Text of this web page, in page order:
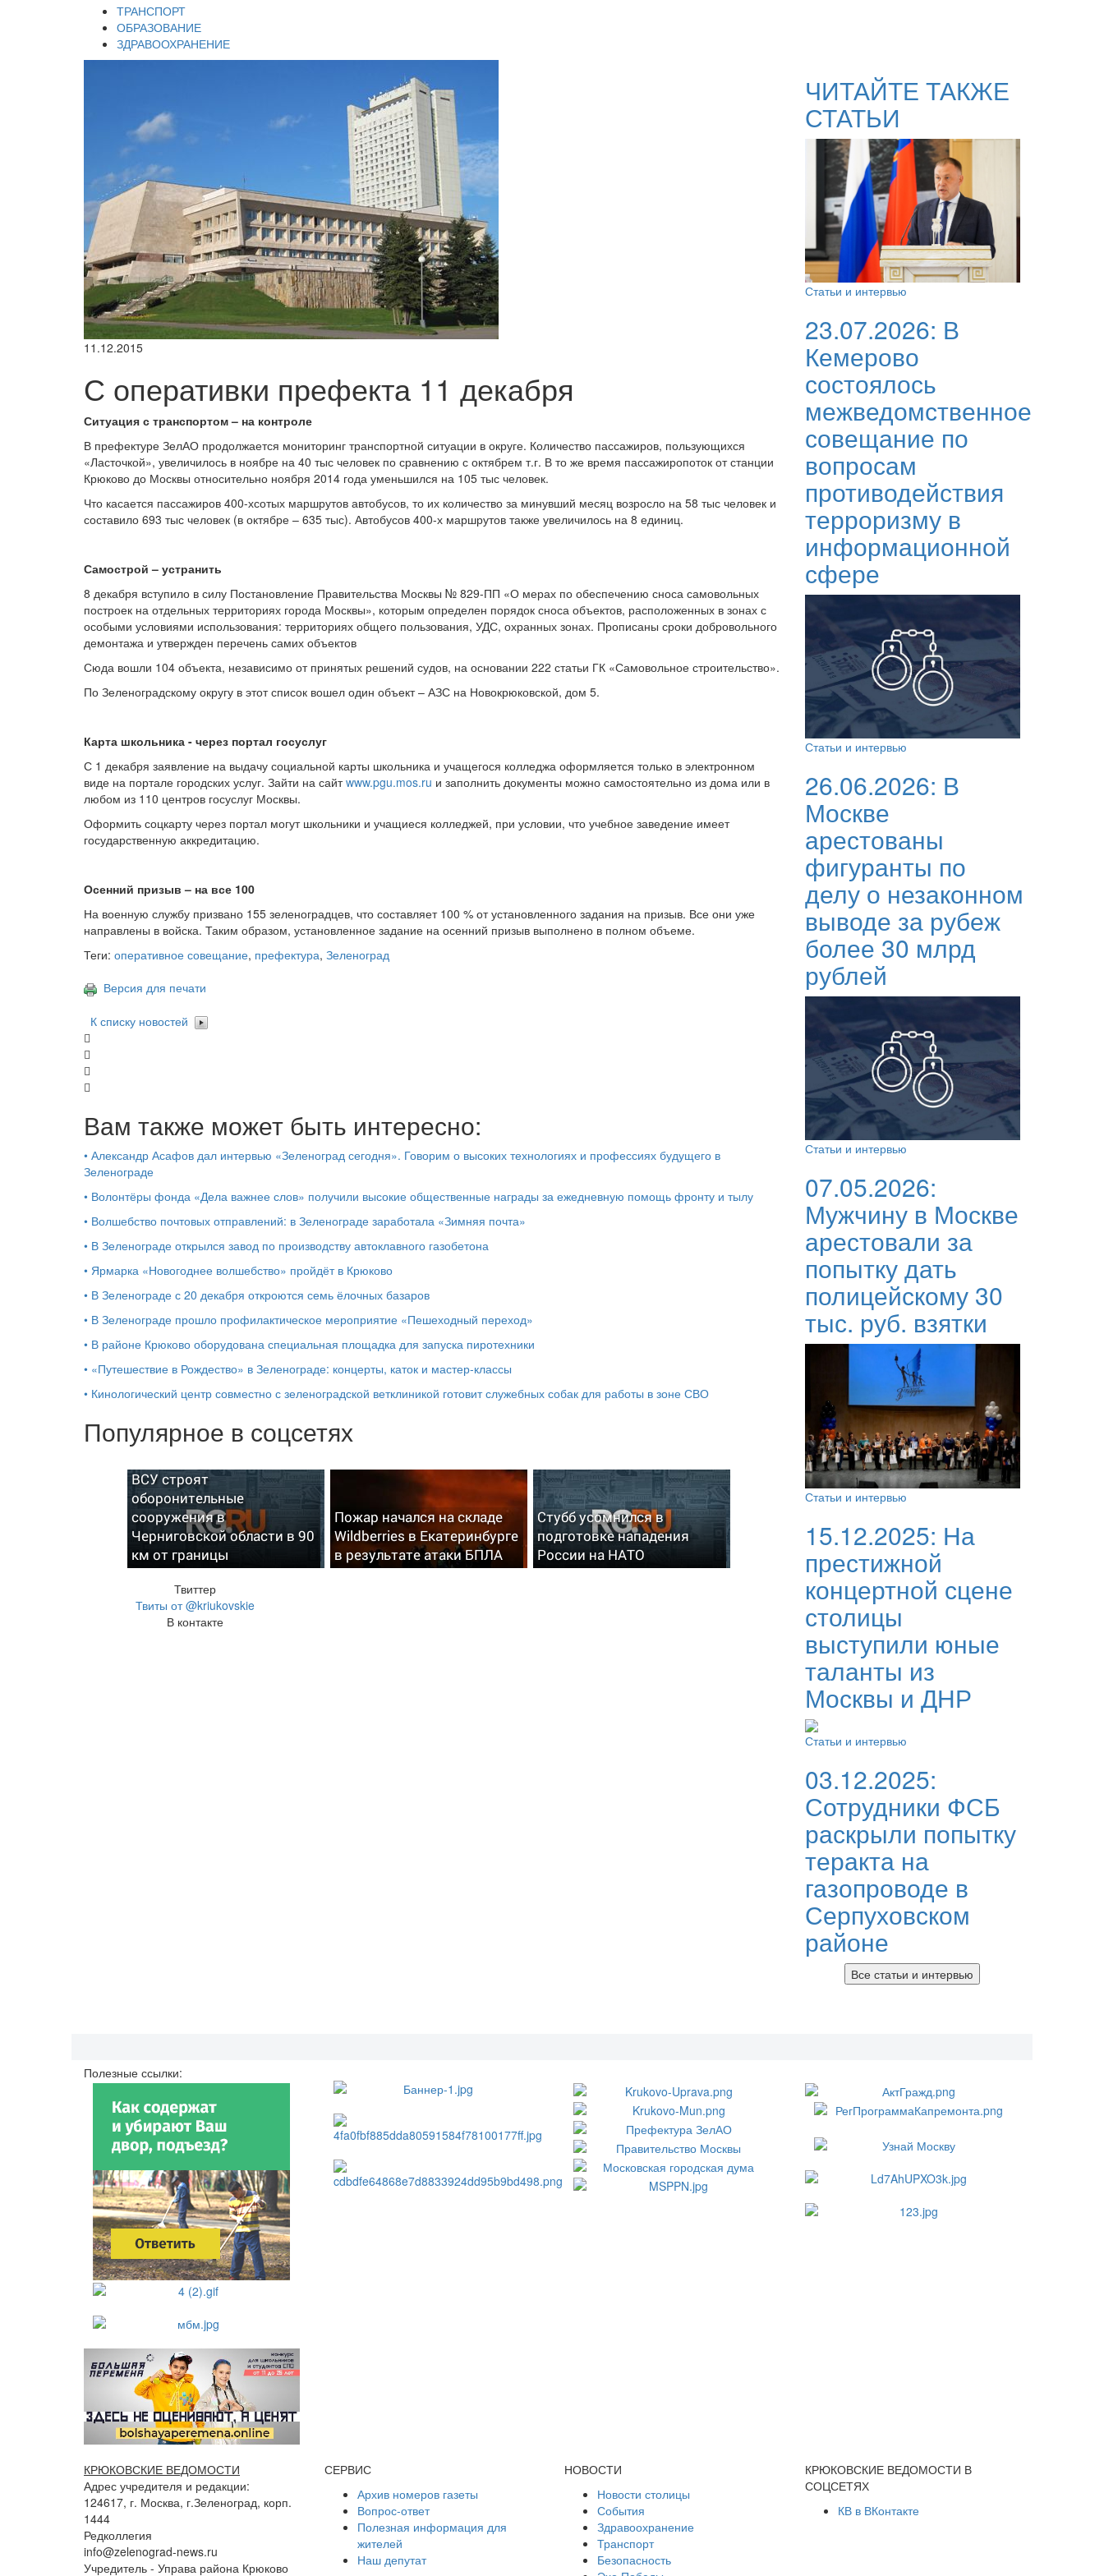
ТРАНСПОРТ
ОБРАЗОВАНИЕ
ЗДРАВООХРАНЕНИЕ
11.12.2015
С оперативки префекта 11 декабря
Ситуация с транспортом – на контроле
В префектуре ЗелАО продолжается мониторинг транспортной ситуации в округе. Количество пассажиров, пользующихся
«Ласточкой», увеличилось в ноябре на 40 тыс человек по сравнению с октябрем т.г. В то же время пассажиропоток от станции
Крюково до Москвы относительно ноября 2014 года уменьшился на 105 тыс человек.
Что касается пассажиров 400-хсотых маршрутов автобусов, то их количество за минувший месяц возросло на 58 тыс человек и
составило 693 тыс человек (в октябре – 635 тыс). Автобусов 400-х маршрутов также увеличилось на 8 единиц.
Самострой – устранить
8 декабря вступило в силу Постановление Правительства Москвы № 829-ПП «О мерах по обеспечению сноса самовольных
построек на отдельных территориях города Москвы», которым определен порядок сноса объектов, расположенных в зонах с
особыми условиями использования: территориях общего пользования, УДС, охранных зонах. Прописаны сроки добровольного
демонтажа и утвержден перечень самих объектов
Сюда вошли 104 объекта, независимо от принятых решений судов, на основании 222 статьи ГК «Самовольное строительство».
По Зеленоградскому округу в этот список вошел один объект – АЗС на Новокрюковской, дом 5.
Карта школьника - через портал госуслуг
С 1 декабря заявление на выдачу социальной карты школьника и учащегося колледжа оформляется только в электронном
виде на портале городских услуг. Зайти на сайтwww.pgu.mos.ru и заполнить документы можно самостоятельно из дома или в
любом из 110 центров госуслуг Москвы.
Оформить соцкарту через портал могут школьники и учащиеся колледжей, при условии, что учебное заведение имеет
государственную аккредитацию.
Осенний призыв – на все 100
На военную службу призвано 155 зеленоградцев, что составляет 100 % от установленного задания на призыв. Все они уже
направлены в войска. Таким образом, установленное задание на осенний призыв выполнено в полном объеме.
Теги: оперативное совещание, префектура, Зеленоград
Версия для печати
К списку новостей
Вам также может быть интересно:
• Александр Асафов дал интервью «Зеленоград сегодня». Говорим о высоких технологиях и профессиях будущего в
Зеленограде
• Волонтёры фонда «Дела важнее слов» получили высокие общественные награды за ежедневную помощь фронту и тылу
• Волшебство почтовых отправлений: в Зеленограде заработала «Зимняя почта»
• В Зеленограде открылся завод по производству автоклавного газобетона
• Ярмарка «Новогоднее волшебство» пройдёт в Крюково
• В Зеленограде с 20 декабря откроются семь ёлочных базаров
• В Зеленограде прошло профилактическое мероприятие «Пешеходный переход»
• В районе Крюково оборудована специальная площадка для запуска пиротехники
• «Путешествие в Рождество» в Зеленограде: концерты, каток и мастер‑классы
• Кинологический центр совместно с зеленоградской ветклиникой готовит служебных собак для работы в зоне СВО
Популярное в соцсетях
ВСУ строят
оборонительные
сооружения в
Черниговской области в 90
км от границы
Пожар начался на складе
Wildberries в Екатеринбурге
в результате атаки БПЛА
Стубб усомнился в
подготовке нападения
России на НАТО
Твиттер
Твиты от @kriukovskie
В контакте
ЧИТАЙТЕ ТАКЖЕ
СТАТЬИ
Статьи и интервью
23.07.2026: В
Кемерово
состоялось
межведомственное
совещание по
вопросам
противодействия
терроризму в
информационной
сфере
Статьи и интервью
26.06.2026: В
Москве
арестованы
фигуранты по
делу о незаконном
выводе за рубеж
более 30 млрд
рублей
Статьи и интервью
07.05.2026:
Мужчину в Москве
арестовали за
попытку дать
полицейскому 30
тыс. руб. взятки
Статьи и интервью
15.12.2025: На
престижной
концертной сцене
столицы
выступили юные
таланты из
Москвы и ДНР
Статьи и интервью
03.12.2025:
Сотрудники ФСБ
раскрыли попытку
теракта на
газопроводе в
Серпуховском
районе
Все статьи и интервью
Полезные ссылки:
КРЮКОВСКИЕ ВЕДОМОСТИ
Адрес учредителя и редакции:
124617, г. Москва, г.Зеленоград, корп.
1444
Редколлегия
info@zelenograd-news.ru
Учредитель - Управа района Крюково
СЕРВИС
Архив номеров газеты
Вопрос-ответ
Полезная информация для
жителей
Наш депутат
НОВОСТИ
Новости столицы
События
Здравоохранение
Транспорт
Безопасность
КРЮКОВСКИЕ ВЕДОМОСТИ В
СОЦСЕТЯХ
КВ в ВКонтакте